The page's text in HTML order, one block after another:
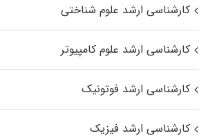
کارشناسی ارشد علوم شناختی
کارشناسی ارشد علوم کامپیوتر
کارشناسی ارشد فوتونیک
کارشناسی ارشد فیزیک